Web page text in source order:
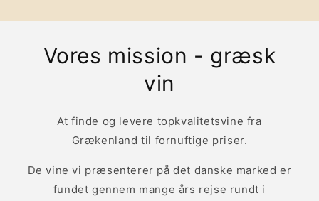
Vores mission - græsk
vin
At finde og levere topkvalitetsvine fra
Grækenland til fornuftige priser.
De vine vi præsenterer på det danske marked er
fundet gennem mange års rejse rundt i